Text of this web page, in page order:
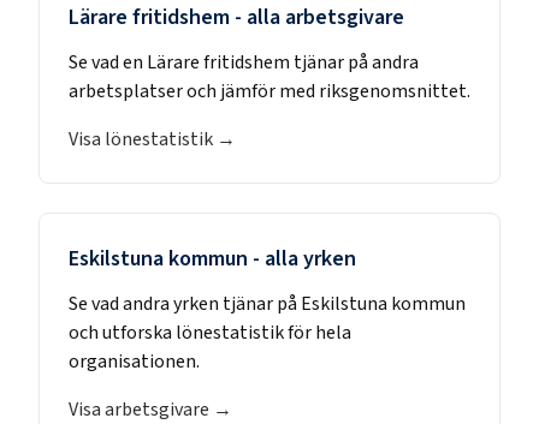
Lärare fritidshem - alla arbetsgivare
Se vad en Lärare fritidshem tjänar på andra
arbetsplatser och jämför med riksgenomsnittet.
Visa lönestatistik →
Eskilstuna kommun - alla yrken
Se vad andra yrken tjänar på Eskilstuna kommun
och utforska lönestatistik för hela
organisationen.
Visa arbetsgivare →